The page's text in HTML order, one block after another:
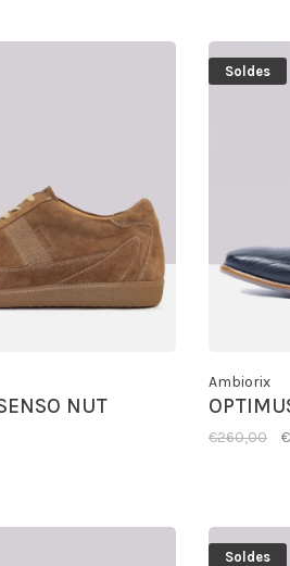
NUT
Soldes
Ambiorix
€260,00
Soldes